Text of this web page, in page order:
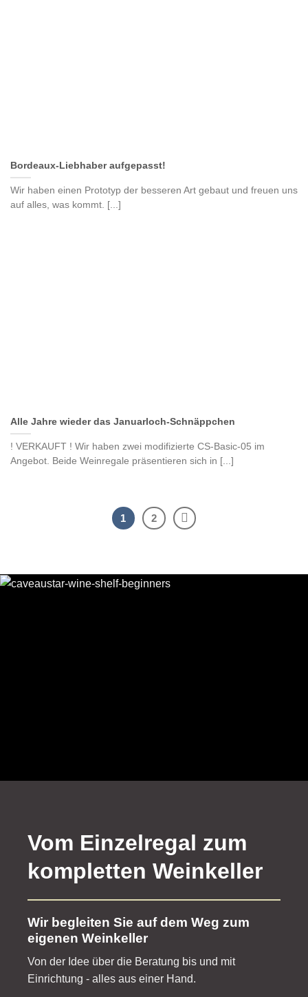
Bordeaux-Liebhaber aufgepasst!
Wir haben einen Prototyp der besseren Art gebaut und freuen uns
auf alles, was kommt. [...]
Alle Jahre wieder das Januarloch-Schnäppchen
! VERKAUFT ! Wir haben zwei modifizierte CS-Basic-05 im
Angebot. Beide Weinregale präsentieren sich in [...]
1 2
Vom Einzelregal zum
kompletten Weinkeller
Wir begleiten Sie auf dem Weg zum
eigenen Weinkeller
Von der Idee über die Beratung bis und mit
Einrichtung - alles aus einer Hand.